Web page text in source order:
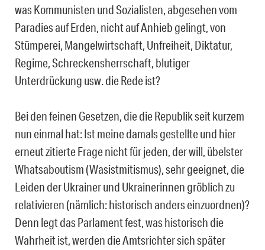
was Kommunisten und Sozialisten, abgesehen vom
Paradies auf Erden, nicht auf Anhieb gelingt, von
Stümperei, Mangelwirtschaft, Unfreiheit, Diktatur,
Regime, Schreckensherrschaft, blutiger
Unterdrückung usw. die Rede ist?
Bei den feinen Gesetzen, die die Republik seit kurzem
nun einmal hat: Ist meine damals gestellte und hier
erneut zitierte Frage nicht für jeden, der will, übelster
Whatsaboutism (Wasistmitismus), sehr geeignet, die
Leiden der Ukrainer und Ukrainerinnen gröblich zu
relativieren (nämlich: historisch anders einzuordnen)?
Denn legt das Parlament fest, was historisch die
Wahrheit ist, werden die Amtsrichter sich später